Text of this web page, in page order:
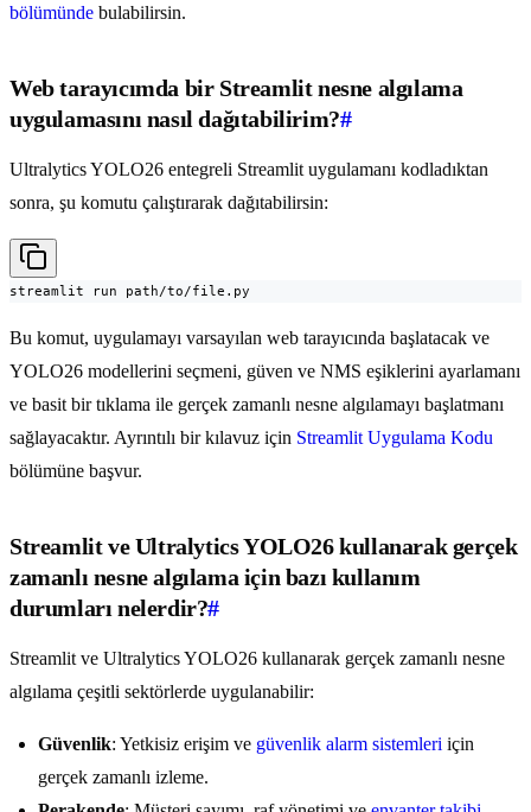
bölümünde bulabilirsin.
Web tarayıcımda bir Streamlit nesne algılama
uygulamasını nasıl dağıtabilirim?#
Ultralytics YOLO26 entegreli Streamlit uygulamanı kodladıktan
sonra, şu komutu çalıştırarak dağıtabilirsin:
streamlit run path/to/file.py
Bu komut, uygulamayı varsayılan web tarayıcında başlatacak ve
YOLO26 modellerini seçmeni, güven ve NMS eşiklerini ayarlamanı
ve basit bir tıklama ile gerçek zamanlı nesne algılamayı başlatmanı
sağlayacaktır. Ayrıntılı bir kılavuz için Streamlit Uygulama Kodu
bölümüne başvur.
Streamlit ve Ultralytics YOLO26 kullanarak gerçek
zamanlı nesne algılama için bazı kullanım
durumları nelerdir?#
Streamlit ve Ultralytics YOLO26 kullanarak gerçek zamanlı nesne
algılama çeşitli sektörlerde uygulanabilir:
Güvenlik: Yetkisiz erişim ve güvenlik alarm sistemleri için
gerçek zamanlı izleme.